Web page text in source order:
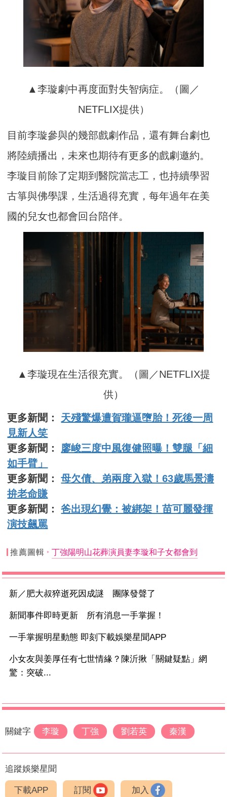
▲李璇劇中再度面對失智病症。（圖／
NETFLIX提供）
目前李璇參與的幾部戲劇作品，還有舞台劇也
將陸續播出，未來也期待有更多的戲劇邀約。
李璇目前除了定期到醫院當志工，也持續學習
古箏與佛學課，生活過得充實，每年過年在美
國的兒女也都會回台陪伴。
▲李璇現在生活很充實。（圖／NETFLIX提
供）
更多新聞： 天殘驚爆遭賀瓏逼墮胎！死後一周
見新人笑
更多新聞： 廖峻三度中風復健照曝！雙腿「細
如手臂」
更多新聞：母欠債、弟兩度入獄！63歲馬景濤
拚老命賺
更多新聞：爸出現幻覺：被綁架！苗可麗發揮
演技飆罵
推薦圖輯 丁強陽明山花葬演員妻李璇和子女都會到
新／肥大叔猝逝死因成謎 團隊發聲了
新聞事件即時更新 所有消息一手掌握！
一手掌握明星動態 即刻下載娛樂星聞APP
小女友與姜厚任有七世情緣？陳沂揪「關鍵疑點」網
驚：突破...
關鍵字 李璇 丁強 劉若英 秦漢
追蹤娛樂星聞
下載APP 訂閱 加入